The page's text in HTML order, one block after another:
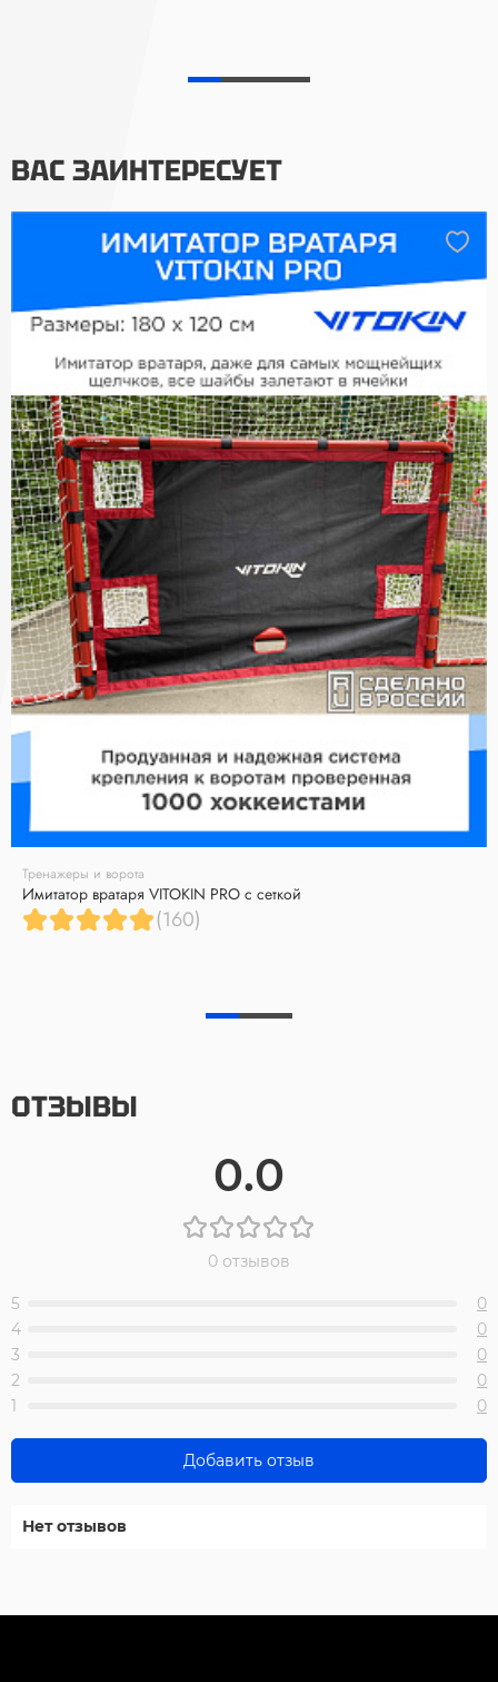
ВАС ЗАИНТЕРЕСУЕТ
Тренажеры и ворота
Имитатор вратаря VITOKIN PRO с сеткой
(160)
ОТЗЫВЫ
0.0
0 отзывов
5
0
4
0
3
0
2
0
1
0
Добавить отзыв
Нет отзывов